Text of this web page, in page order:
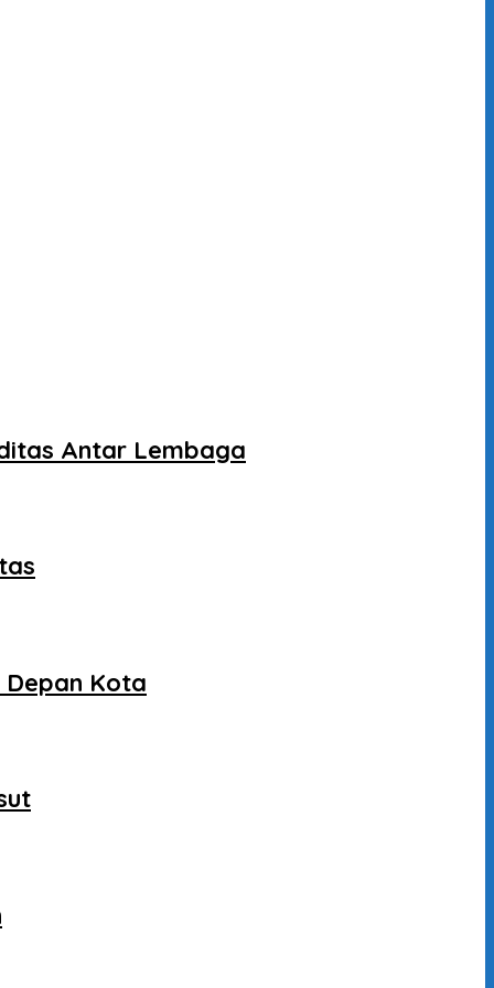
Antar Lembaga
Depan Kota